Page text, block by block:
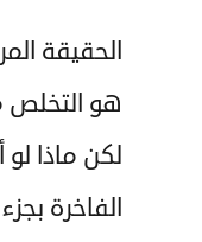
الحقيقة
هو التخلص
لكن ماذا
الفاخرة